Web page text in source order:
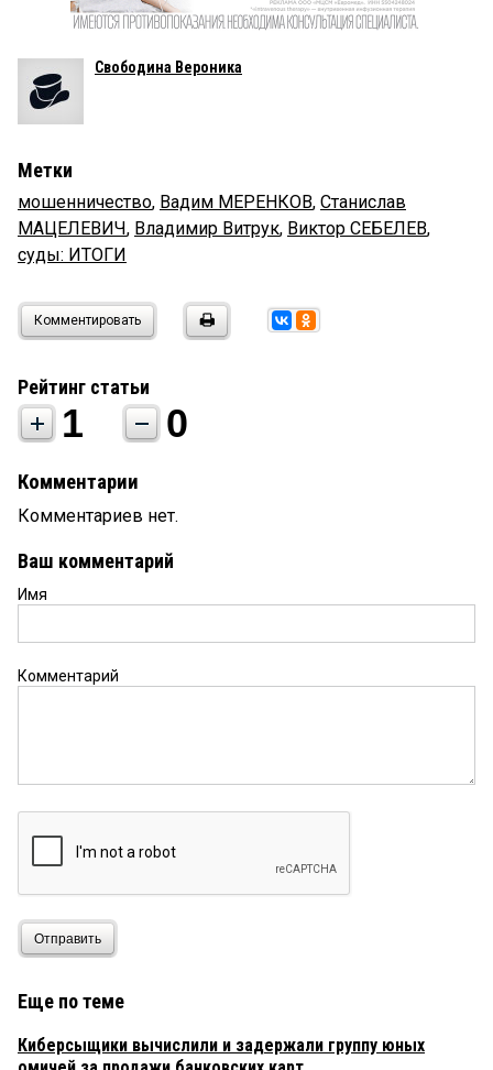
Свободина Вероника
Метки
мошенничество, Вадим МЕРЕНКОВ, Станислав
МАЦЕЛЕВИЧ, Владимир Витрук, Виктор СЕБЕЛЕВ,
суды: ИТОГИ
Комментировать
Рейтинг статьи
1 0
Комментарии
Комментариев нет.
Ваш комментарий
Имя
Комментарий
Отправить
Еще по теме
Киберсыщики вычислили и задержали группу юных